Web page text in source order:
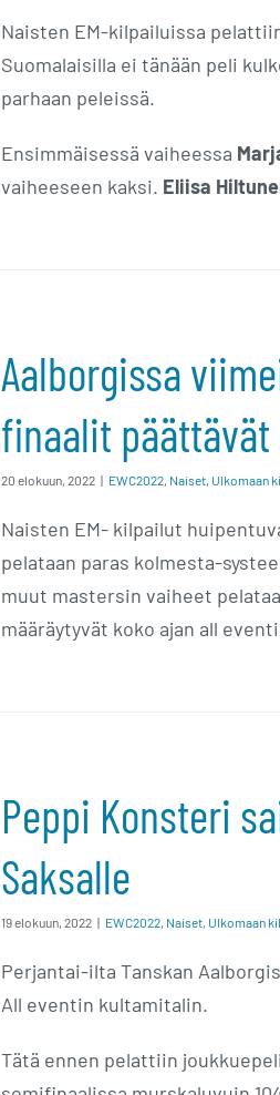
Naisten EM-kilpailuissa
Suomalaisilla ei tänään peli
parhaan peleissä.
Ensimmäisessä vaiheessa
vaiheeseen kaksi. Eliisa
Aalborgissa
finaalit
20 elokuun, 2022 | EWC2022, Naiset, Ulkomaan
Naisten EM- kilpailut
pelataan paras kolmesta-
muut mastersin vaiheet
määräytyvät koko ajan all
Peppi Konsteri
Saksalle
19 elokuun, 2022 | EWC2022, Naiset, Ulkomaan
Perjantai-ilta Tanskan
All eventin kultamitalin.
Tätä ennen pelattiin